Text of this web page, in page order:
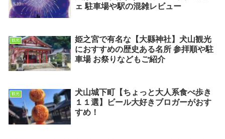
ェ 駐車場や駅の混雑レビュー
観光
姫之宮で有名な【大縣神社】犬山観光
におすすめの歴史ある名所 参拝順や駐
車場 お祭りなどもご紹介
観光
犬山城下町【ちょっと大人系食べ歩き
１１選】ビール大好きブロガーがおす
すめ！